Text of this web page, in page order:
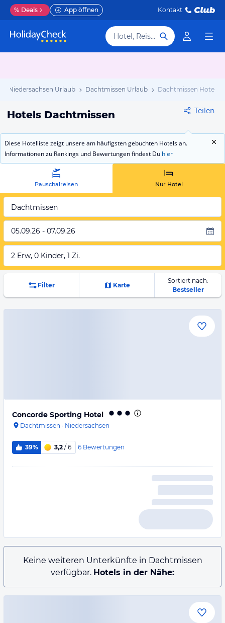
% Deals App öffnen Kontakt
Hotel, Reiseziel
Niedersachsen Urlaub Dachtmissen Urlaub Dachtmissen Hotels
Hotels Dachtmissen Teilen
Diese Hotelliste zeigt unsere am häufigsten gebuchten Hotels an.
Informationen zu Rankings und Bewertungen findest Du hier
Pauschalreisen Nur Hotel
Dachtmissen
05.09.26 - 07.09.26
2 Erw, 0 Kinder, 1 Zi.
Filter Karte
Sortiert nach:
Bestseller
Concorde Sporting Hotel
Dachtmissen · Niedersachsen
39% 3,2 / 6 6 Bewertungen
Keine weiteren Unterkünfte in Dachtmissen
verfügbar. Hotels in der Nähe: